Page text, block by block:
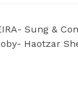
Sung &
Haotzar